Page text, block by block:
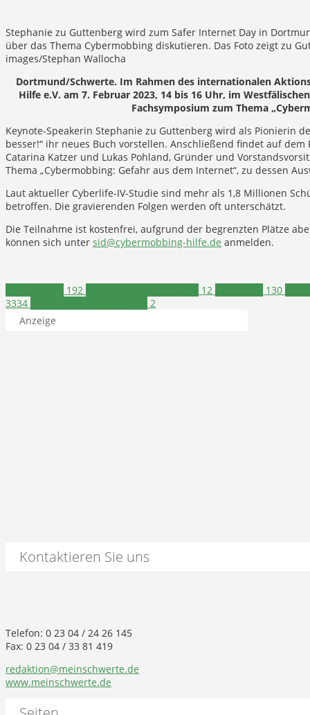
Stephanie zu Guttenberg wird zum Safer Internet Day in
über das Thema Cybermobbing diskutieren. Das Foto zeigt zu
images/Stephan Wallocha
Dortmund/Schwerte. Im Rahmen des internationalen
Hilfe e.V. am 7. Februar 2023, 14 bis 16 Uhr, im
Fachsymposium zum Thema
Keynote-Speakerin Stephanie zu Guttenberg wird als Pionierin
besser!“ ihr neues Buch vorstellen. Anschließend findet auf
Catarina Katzer und Lukas Pohland, Gründer und
Thema „Cybermobbing: Gefahr aus dem Internet“, zu dessen
Laut aktueller Cyberlife-IV-Studie sind mehr als 1,8 Millionen
betroffen. Die gravierenden Folgen werden oft unterschätzt.
Die Teilnahme ist kostenfrei, aufgrund der begrenzten Plätze
können sich unter sid@cybermobbing-hilfe.de anmelden.
192 12 130
3334
2
Anzeige
Kontaktieren Sie uns
Telefon: 0 23 04 / 24 26 145
Fax: 0 23 04 / 33 81 419
redaktion@meinschwerte.de
www.meinschwerte.de